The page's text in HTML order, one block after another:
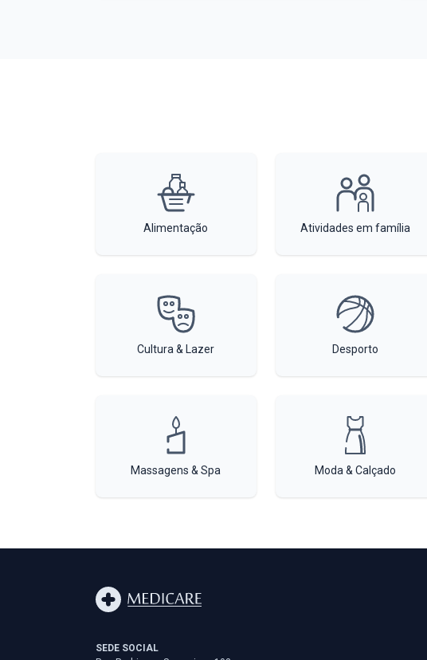
Alimentação Atividades em família
Cultura & Lazer Desporto
Massagens & Spa Moda & Calçado
SEDE SOCIAL